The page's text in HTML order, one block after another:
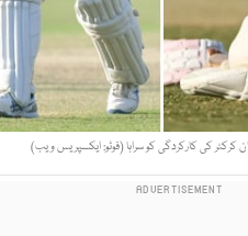
کرکٹر کی کارکردگی کو سراہا (فوٹو: ایکسپریس ویب)